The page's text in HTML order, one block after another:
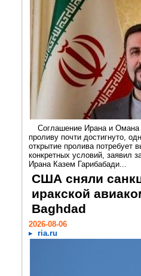
Соглашение Ирана и
проливу почти достигнуто,
открытие пролива потребует
конкретных условий, заявил
Ирана Казем Гарибабади...
США сняли
иракской
Baghdad
2026-08-06
ria.ru